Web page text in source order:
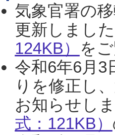
気象官署の
更新しまし
124KB） を
令和6年6月3
りを修正し
お知らせし
式：121KB）